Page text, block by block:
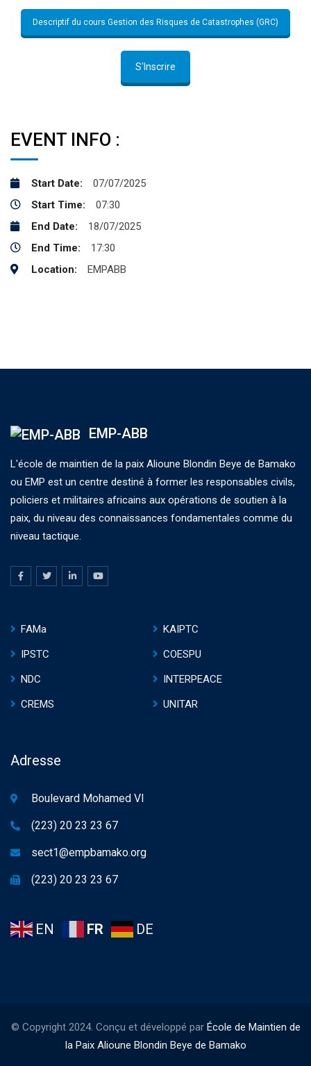
Descriptif du cours Gestion des Risques de Catastrophes (GRC)
S'Inscrire
EVENT INFO :
Start Date:
07/07/2025
Start Time:
07:30
End Date:
18/07/2025
End Time:
17:30
Location:
EMPABB
EMP-ABB
L'école de maintien de la paix Alioune Blondin Beye de Bamako
ou EMP est un centre destiné à former les responsables civils,
policiers et militaires africains aux opérations de soutien à la
paix, du niveau des connaissances fondamentales comme du
niveau tactique.
FAMa
KAIPTC
IPSTC
COESPU
NDC
INTERPEACE
CREMS
UNITAR
Adresse
Boulevard Mohamed VI
(223) 20 23 23 67
sect1@empbamako.org
(223) 20 23 23 67
EN FR DE
© Copyright 2024. Conçu et développé par École de Maintien de
la Paix Alioune Blondin Beye de Bamako